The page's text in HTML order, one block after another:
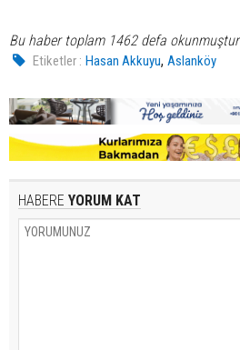
Bu haber toplam 1462 defa okunmuştur
Etiketler : Hasan Akkuyu,Aslanköy
HABERE YORUM KAT